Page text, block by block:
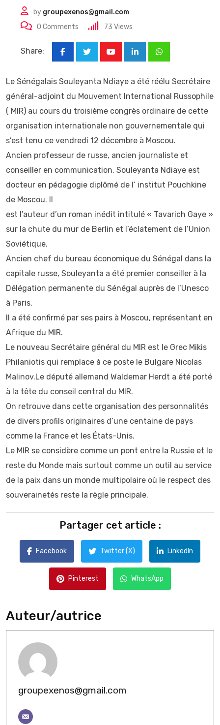
by groupexenos@gmail.com
0 Comments 73 Views
Share:
LinkedInWhatsapp
Le Sénégalais Souleyanta Ndiaye a été réélu Secrétaire
général-adjoint du Mouvement International Russophile
( MIR) au cours du troisième congrès ordinaire de cette
organisation internationale non gouvernementale qui
s’est tenu ce vendredi 12 décembre à Moscou.
Ancien professeur de russe, ancien journaliste et
conseiller en communication, Souleyanta Ndiaye est
docteur en pédagogie diplômé de l’ institut Pouchkine
de Moscou. Il
est l’auteur d’un roman inédit intitulé « Tavarich Gaye »
sur la chute du mur de Berlin et l’éclatement de l’Union
Soviétique.
Ancien chef du bureau économique du Sénégal dans la
capitale russe, Souleyanta a été premier conseiller à la
Délégation permanente du Sénégal auprès de l’Unesco
à Paris.
Il a été confirmé par ses pairs à Moscou, représentant en
Afrique du MIR.
Le nouveau Secrétaire général du MIR est le Grec Mikis
Philaniotis qui remplace à ce poste le Bulgare Nicolas
Malinov.Le député allemand Waldemar Herdt a été porté
à la tête du conseil central du MIR.
On retrouve dans cette organisation des personnalités
de divers profils originaires d’une centaine de pays
comme la France et les États-Unis.
Le MIR se considère comme un pont entre la Russie et le
reste du Monde mais surtout comme un outil au service
de la paix dans un monde multipolaire où le respect des
souverainetés reste la règle principale.
Partager cet article :
Facebook Twitter (X) LinkedIn
Pinterest WhatsApp
Auteur/autrice
groupexenos@gmail.com